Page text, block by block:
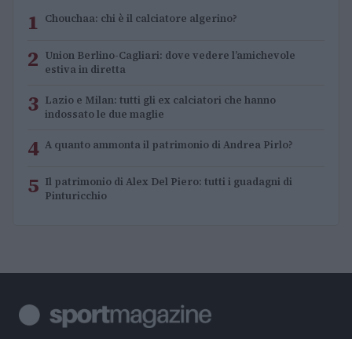
1 Chouchaa: chi è il calciatore algerino?
2 Union Berlino-Cagliari: dove vedere l’amichevole
estiva in diretta
3 Lazio e Milan: tutti gli ex calciatori che hanno
indossato le due maglie
4 A quanto ammonta il patrimonio di Andrea Pirlo?
5 Il patrimonio di Alex Del Piero: tutti i guadagni di
Pinturicchio